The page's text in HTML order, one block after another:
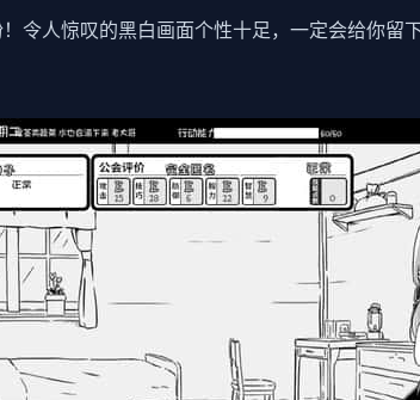
令人惊叹的黑白画面个性十足，一定会给你留下